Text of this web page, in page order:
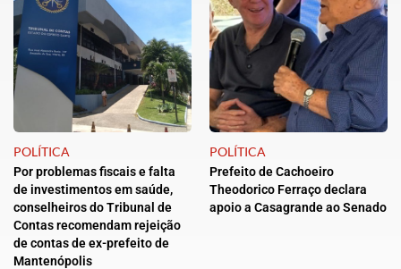
POLÍTICA
Por problemas fiscais e falta
de investimentos em saúde,
conselheiros do Tribunal de
Contas recomendam rejeição
de contas de ex-prefeito de
Mantenópolis
POLÍTICA
Prefeito de Cachoeiro
Theodorico Ferraço declara
apoio a Casagrande ao Senado